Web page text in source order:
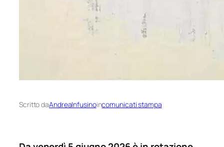
Scritto daAndreaInfusinoincomunicati stampa